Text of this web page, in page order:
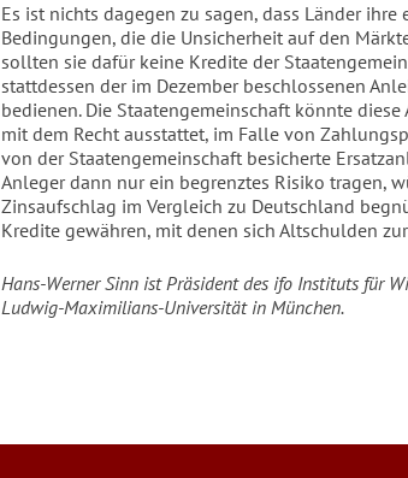
Es ist nichts dagegen zu sagen, dass Länder
Bedingungen, die die Unsicherheit auf den
sollten sie dafür keine Kredite der
stattdessen der im Dezember beschlossenen
bedienen. Die Staatengemeinschaft könnte
mit dem Recht ausstattet, im Falle von
von der Staatengemeinschaft besicherte
Anleger dann nur ein begrenztes Risiko tragen,
Zinsaufschlag im Vergleich zu Deutschland
Kredite gewähren, mit denen sich Altschulden
Hans-Werner Sinn ist Präsident des ifo Instituts für
Ludwig-Maximilians-Universität in München.